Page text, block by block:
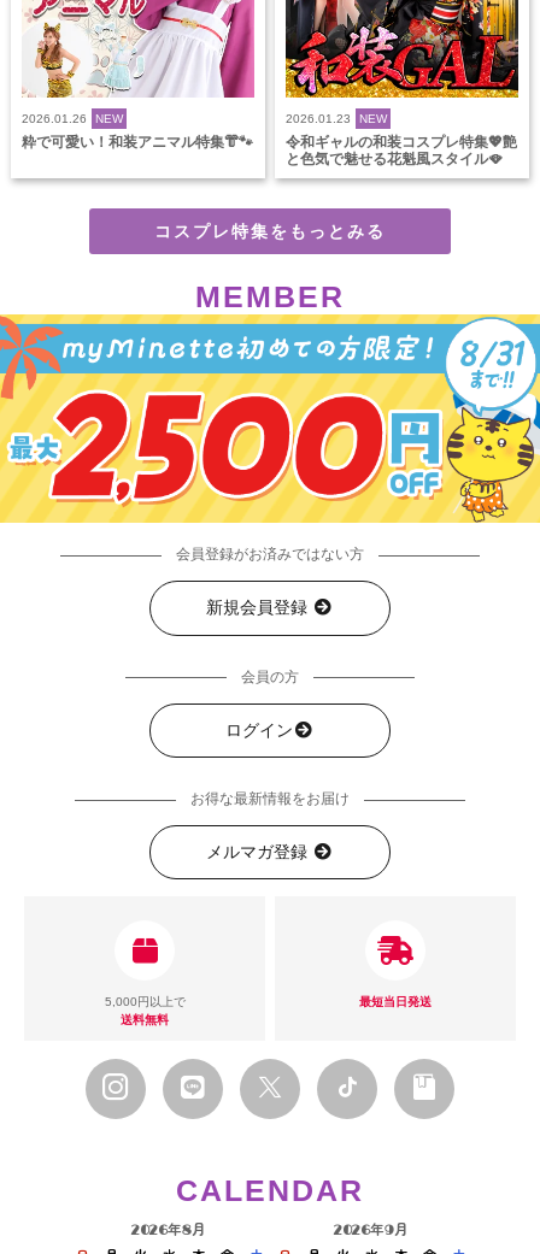
2026.01.26 NEW
粋で可愛い！和装アニマル特集👘🐾
2026.01.23 NEW
令和ギャルの和装コスプレ特集💖艶
と色気で魅せる花魁風スタイル🪭
コスプレ特集をもっとみる
MEMBER
会員登録がお済みではない方
新規会員登録
会員の方
ログイン
お得な最新情報をお届け
メルマガ登録
5,000円以上で
送料無料
最短当日発送
CALENDAR
2026年8月 2026年9月